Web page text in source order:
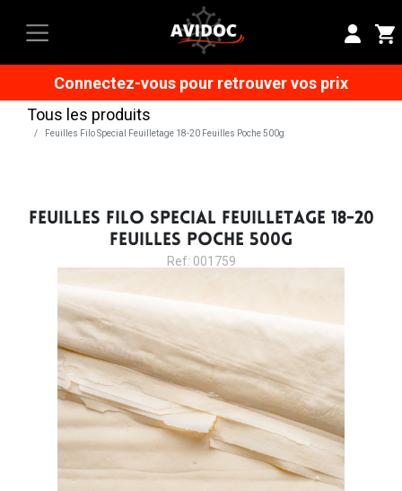
Connectez-vous pour retrouver vos prix
Tous les produits
Feuilles Filo Special Feuilletage 18-20 Feuilles Poche 500g
FEUILLES FILO SPECIAL FEUILLETAGE 18-20
FEUILLES POCHE 500G
Ref: 001759